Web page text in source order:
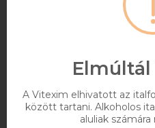
Elmúltál
A Vitexim elhivatott az
között tartani. Alkoholos
aluliak